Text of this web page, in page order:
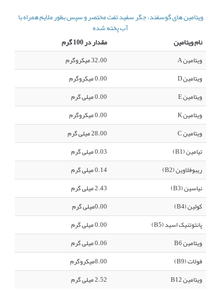
ویتامین های گوسفند، جگر سفید تفت مختصر و سپس بطور ملایم همراه با
آب پخته شده
نام ویتامین
مقدار در 100 گرم
ویتامین A
32.00 میکروگرم
ویتامین D
0.00 میکروگرم
ویتامین E
0.00 میلی گرم
ویتامین K
0.00 میکروگرم
ویتامین C
28.00 میلی گرم
تیامین (B1)
0.03 میلی گرم
ریبوفلاوین (B2)
0.14 میلی گرم
نیاسین (B3)
2.43 میلی گرم
کولین (B4)
0.00میلی گرم
پانتوتنیک اسید (B5)
0.00 میلی گرم
ویتامین B6
0.06 میلی گرم
فولات (B9)
8.00میکروگرم
ویتامین B12
2.52 میلی گرم